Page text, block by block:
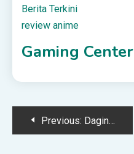
Berita Terkini
review anime
Gaming Center
PostPrevious: Daging Kurban, Asupan Gizi yang Dinanti